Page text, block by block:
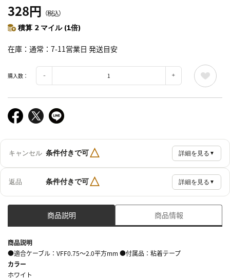
328円 （税込）
積算 2 マイル (1倍)
在庫 通常：7-11営業日 発送目安
購入数：
キャンセル 条件付きで可△ 詳細を見る ▼
返品 条件付きで可△ 詳細を見る ▼
商品説明 商品情報
商品説明
●適合ケーブル：VFF0.75～2.0平方mm ●付属品：粘着テープ
カラー
ホワイト